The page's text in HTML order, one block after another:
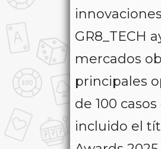
GR8_TECH
mercados
principales
de 100
incluido el